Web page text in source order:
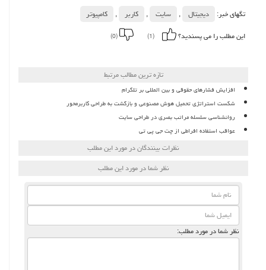
تگهای خبر:
دیجیتال , سایت , كاربر ,
كامپیوتر
این مطلب را می پسندید؟
(1)
(0)
تازه ترین مطالب مرتبط
افزایش فشارهای حقوقی و بین المللی بر تلگرام
شکست استراتژی تحمیل هوش مصنوعی و بازگشت به طراحی کاربرمحور
روانشناسی سلسله مراتب بصری در طراحی سایت
عواقب استفاده افراطی از چت جی پی تی
نظرات بینندگان در مورد این مطلب
نظر شما در مورد این مطلب
نظر شما در مورد مطلب: